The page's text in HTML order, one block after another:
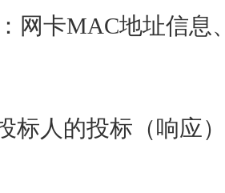
网卡MAC地址信息
标人的投标（响应